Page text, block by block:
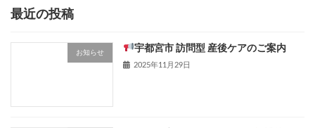
最近の投稿
お知らせ 宇都宮市 訪問型 産後ケアのご案内
2025年11月29日